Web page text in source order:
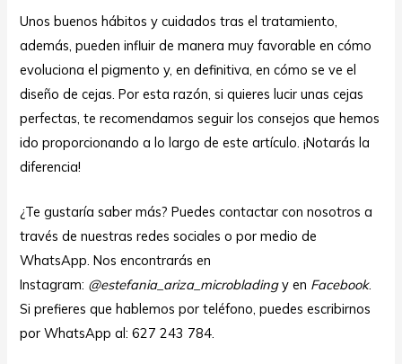
Unos buenos hábitos y cuidados tras el tratamiento,
además, pueden influir de manera muy favorable en cómo
evoluciona el pigmento y, en definitiva, en cómo se ve el
diseño de cejas. Por esta razón, si quieres lucir unas cejas
perfectas, te recomendamos seguir los consejos que hemos
ido proporcionando a lo largo de este artículo. ¡Notarás la
diferencia!
¿Te gustaría saber más? Puedes contactar con nosotros a
través de nuestras redes sociales o por medio de
WhatsApp. Nos encontrarás en
Instagram: @estefania_ariza_microbladingy en Facebook.
Si prefieres que hablemos por teléfono, puedes escribirnos
por WhatsApp al: 627 243 784.